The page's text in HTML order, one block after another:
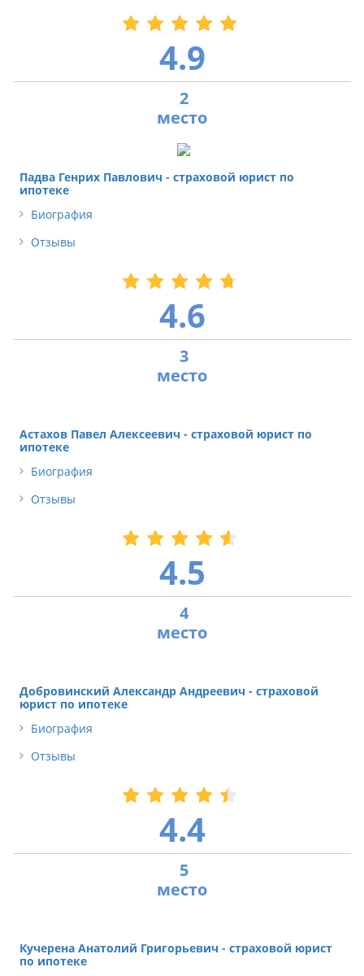
4.9
2
Падва Генрих Павлович - страховой юрист по
ипотеке
Биография
Отзывы
4.6
3
Астахов Павел Алексеевич - страховой юрист по
ипотеке
Биография
Отзывы
4.5
4
Добровинский Александр Андреевич - страховой
юрист по ипотеке
Биография
Отзывы
4.4
5
Кучерена Анатолий Григорьевич - страховой юрист
по ипотеке